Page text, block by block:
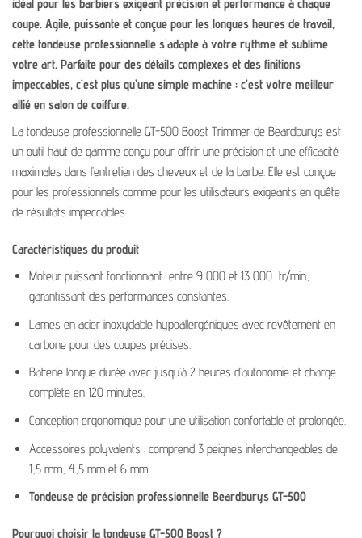
idéal pour les barbiers exigeant précision et performance à chaque
coupe. Agile, puissante et conçue pour les longues heures de travail,
cette tondeuse professionnelle s’adapte à votre rythme et sublime
votre art. Parfaite pour des détails complexes et des finitions
impeccables, c’est plus qu’une simple machine : c’est votre meilleur
allié en salon de coiffure.
La tondeuse professionnelle GT-500 Boost Trimmer de Beardburys est
un outil haut de gamme conçu pour offrir une précision et une efficacité
maximales dans l’entretien des cheveux et de la barbe. Elle est conçue
pour les professionnels comme pour les utilisateurs exigeants en quête
de résultats impeccables.
Caractéristiques du produit
Moteur puissant fonctionnant entre 9 000 et 13 000tr/min,
garantissant des performances constantes.
Lames en acier inoxydable hypoallergéniques avec revêtement en
carbone pour des coupes précises.
Batterie longue durée avec jusqu’à 2 heures d’autonomie et charge
complète en 120 minutes.
Conception ergonomique pour une utilisation confortable et prolongée.
Accessoires polyvalents : comprend 3 peignes interchangeables de
1,5 mm, 4,5 mm et 6 mm.
Tondeuse de précision professionnelle Beardburys GT-500
Pourquoi choisir la tondeuse GT-500 Boost ?